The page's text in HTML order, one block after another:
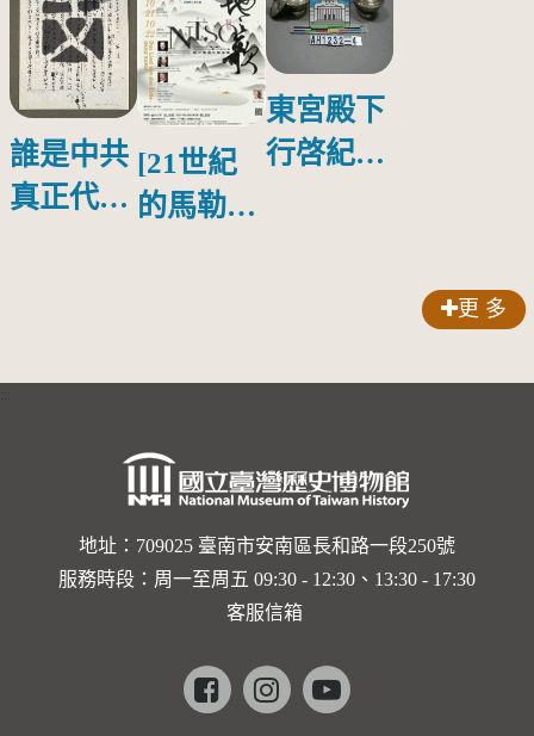
誰是中共
真正代言
[21世紀
的馬勒、
的依戀—
勒大地之
歌]【對
世界與生
命的依戀
馬勒大地
之歌】
東宮殿下
行啓紀念
更 多
地址：709025 臺南市安南區長和路一段250號
服務時段：周一至周五 09:30 - 12:30、13:30 - 17:30
客服信箱
Facebookinstagramyoutube